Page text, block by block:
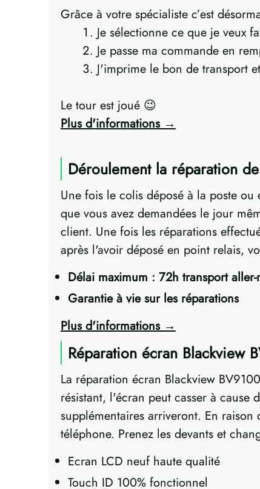
Grâce à votre spécialiste c’est
Je sélectionne ce que je veux
Je passe ma commande en
J'imprime le bon de transport
Le tour est joué 😉
Plus d'informations
Déroulement la réparation
Une fois le colis déposé à la poste
que vous avez demandées le jour
client. Une fois les réparations
après l'avoir déposé en point relais,
Délai maximum : 72h transport
Garantie à vie sur les réparations
Plus d'informations
Réparation écran Blackview
La réparation écran Blackview
résistant, l'écran peut casser à cause
supplémentaires arriveront. En
téléphone. Prenez les devants et
Ecran LCD neuf haute qualité
Touch ID 100% fonctionnel